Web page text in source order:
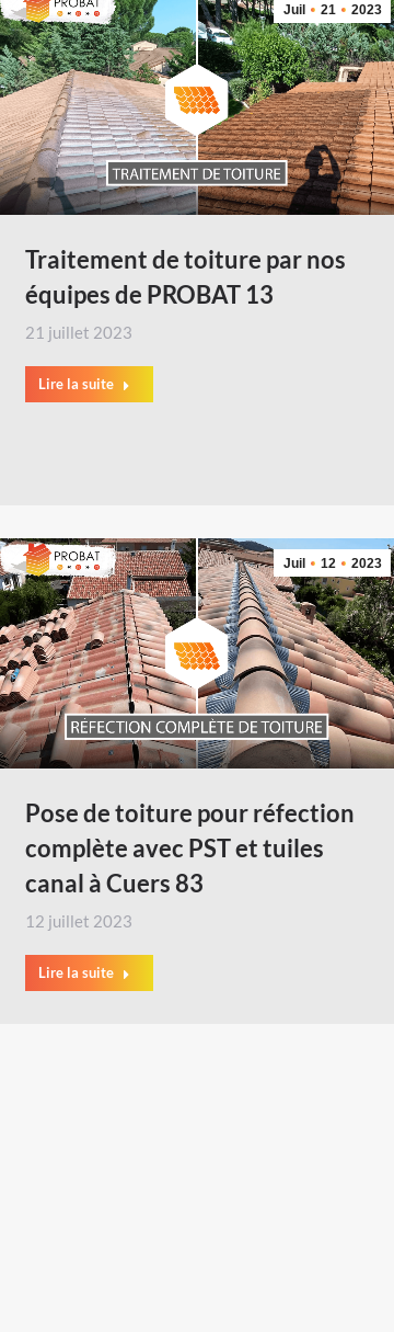
Juil 21 2023
Traitement de toiture par nos
équipes de PROBAT 13
21 juillet 2023
Lire la suite
Juil 12 2023
Pose de toiture pour réfection
complète avec PST et tuiles
canal à Cuers 83
12 juillet 2023
Lire la suite